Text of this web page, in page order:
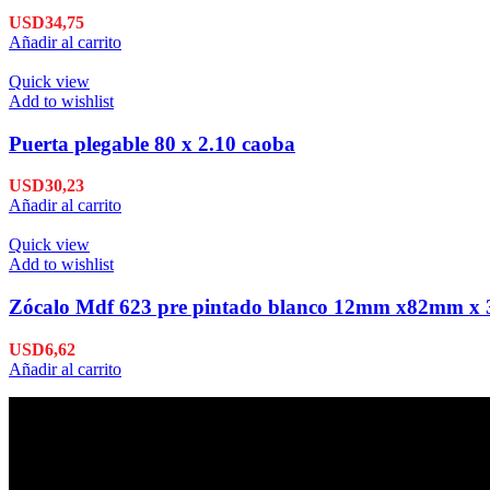
USD34,75
Añadir al carrito
Quick view
Add to wishlist
Puerta plegable 80 x 2.10 caoba
USD30,23
Añadir al carrito
Quick view
Add to wishlist
Zócalo Mdf 623 pre pintado blanco 12mm x82mm x
USD6,62
Añadir al carrito